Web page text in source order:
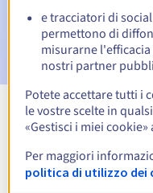
Email dopo il
cancellazione del
e tracciatori di
permettono di
misurarne
nostri partner
Potete accettare tutti i
le vostre scelte in
«Gestisci i miei
Per maggiori
politica di utilizzo dei